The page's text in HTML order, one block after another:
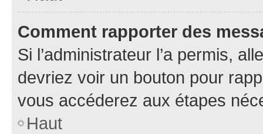
Comment rapporter des
Si l’administrateur l’a permis,
devriez voir un bouton pour
vous accéderez aux étapes
Haut